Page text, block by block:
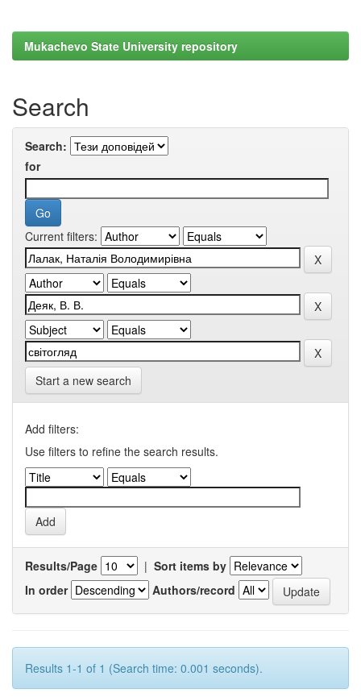
Mukachevo State University repository
Search
Search:
for
Current filters:
Start a new search
Add filters:
Use filters to refine the search results.
Results/Page | Sort items by
In order
Authors/record
Results 1-1 of 1 (Search time: 0.001 seconds).